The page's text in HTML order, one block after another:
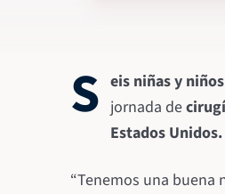
S eis niñas y niños
jornada de
Estados Unidos.
“Tenemos una buena